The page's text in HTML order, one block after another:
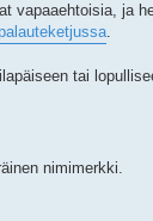
vapaaehtoisia, ja
.
tai
nimimerkki.